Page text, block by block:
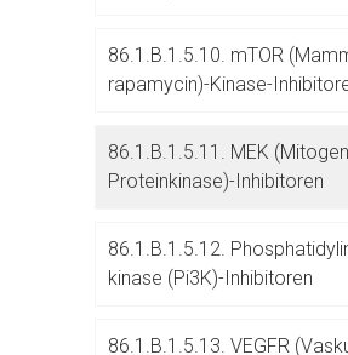
86.1.B.1.5.10. mTOR
rapamycin)-Kinase-
86.1.B.1.5.11. MEK
Proteinkinase)-Inhibitoren
86.1.B.1.5.12.
kinase (Pi3K)-Inhibitoren
86.1.B.1.5.13. VEGFR
Seite. Für die Inhalte der externen
Betreiber verantwortlich. Ebenso
Datenschutzbestimmungen.
Zurück zur rote-